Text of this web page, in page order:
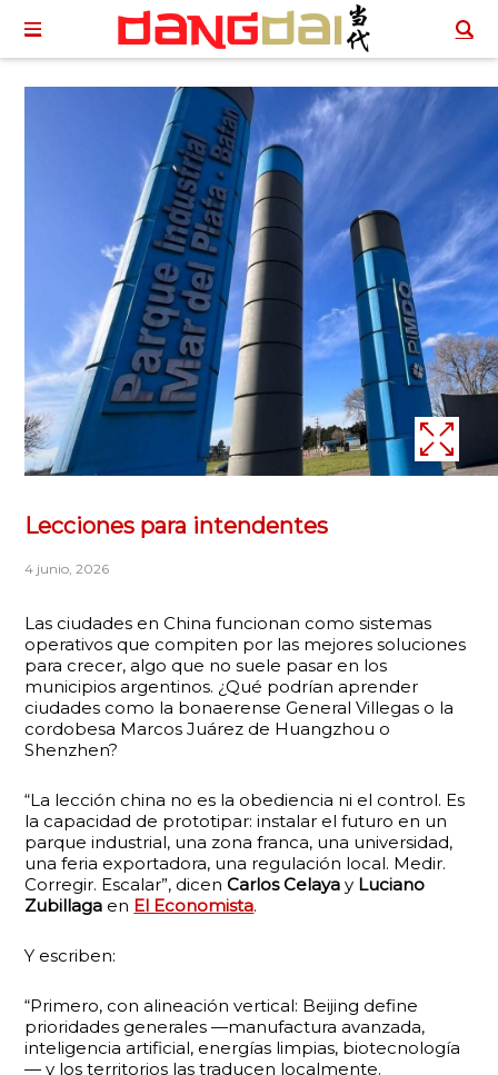
Lecciones para intendentes
4 junio, 2026
Las ciudades en China funcionan como sistemas
operativos que compiten por las mejores soluciones
para crecer, algo que no suele pasar en los
municipios argentinos. ¿Qué podrían aprender
ciudades como la bonaerense General Villegas o la
cordobesa Marcos Juárez de Huangzhou o
Shenzhen?
“La lección china no es la obediencia ni el control. Es
la capacidad de prototipar: instalar el futuro en un
parque industrial, una zona franca, una universidad,
una feria exportadora, una regulación local. Medir.
Corregir. Escalar”, dicenCarlos Celayay Luciano
Zubillaga en El Economista.
Y escriben:
“Primero, con alineación vertical: Beijing define
prioridades generales —manufactura avanzada,
inteligencia artificial, energías limpias, biotecnología
— y los territorios las traducen localmente.